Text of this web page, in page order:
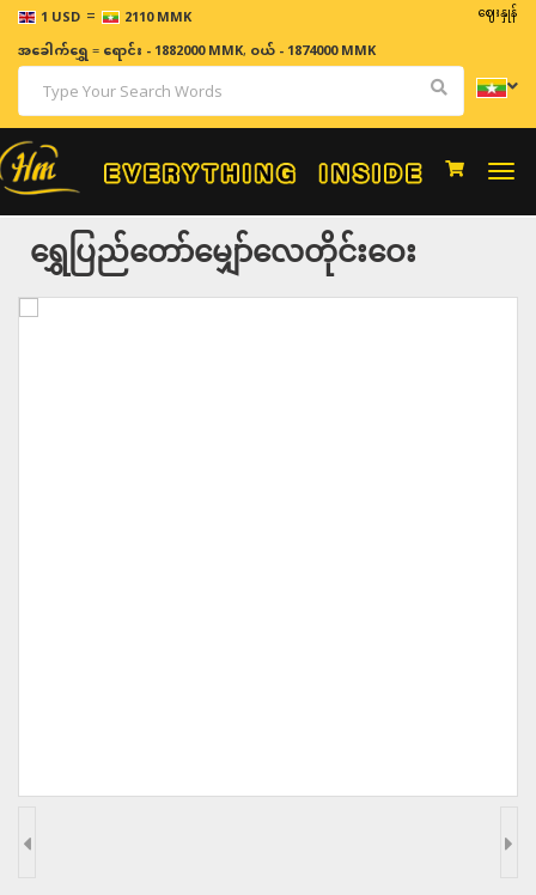
1 USD = 2110 MMK ဈေးနှုန်းမျ
အခေါက်ရွှေ=ရောင်း - 1882000 MMK, ဝယ် - 1874000 MMK
ရွှေပြည်တော်မျှော်လေတိုင်းဝေး